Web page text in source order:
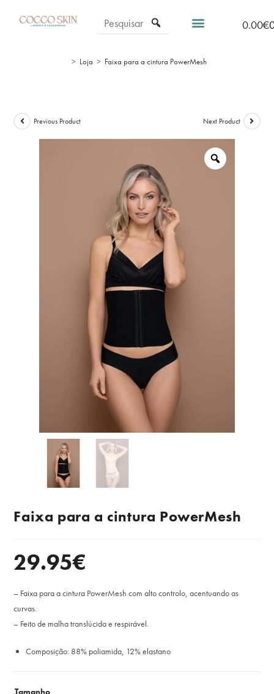
0.00€
> Loja > Faixa para a cintura PowerMesh
Previous Product Next Product
Faixa para a cintura PowerMesh
29.95€
– Faixa para a cintura PowerMesh com alto controlo, acentuando as
curvas.
– Feito de malha translúcida e respirável.
Composição: 88% poliamida, 12% elastano
Tamanho